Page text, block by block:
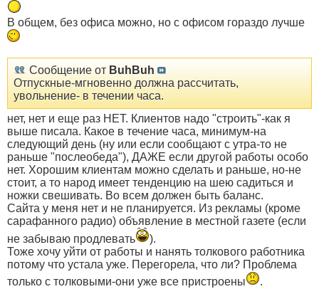
В общем, без офиса можно, но с офисом гораздо лучше
Сообщение от BuhBuh
Отпускные-мгновенно должна рассчитать,
увольнение- в течении часа.
нет, нет и еще раз НЕТ. Клиентов надо "строить"-как я
выше писала. Какое в течение часа, минимум-на
следующий день (ну или если сообщают с утра-то не
раньше "послеобеда"), ДАЖЕ если другой работы особо
нет. Хорошим клиентам можно сделать и раньше, но-не
стоит, а то народ имеет тенденцию на шею садиться и
ножки свешивать. Во всем должен быть баланс.
Сайта у меня нет и не планируется. Из рекламы (кроме
сарафанного радио) объявление в местной газете (если
не забываю продлевать
).
Тоже хочу уйти от работы и нанять толкового работника
потому что устала уже. Перегорела, что ли? Проблема
только с толковыми-они уже все пристроены
.